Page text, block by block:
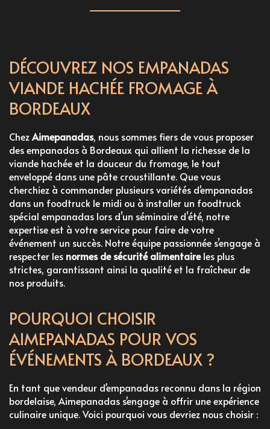
DÉCOUVREZ NOS EMPANADAS
VIANDE HACHÉE FROMAGE À
BORDEAUX
ChezAimepanadas, nous sommes fiers de vous proposer
desempanadas à Bordeaux qui allient la richesse de la
viande hachée et la douceur du fromage, le tout
enveloppé dans une pâte croustillante. Que vous
cherchiez à commander plusieurs variétés d'empanadas
dans un foodtruck le midi ou à installer un foodtruck
spécial empanadas lors d’un séminaire d’été, notre
expertise est à votre service pour faire de votre
événement un succès. Notre équipe passionnée s’engage à
respecter les normes de sécurité alimentaireles plus
strictes, garantissant ainsi la qualité et la fraîcheur de
nos produits.
POURQUOI CHOISIR
AIMEPANADAS POUR VOS
ÉVÉNEMENTS À BORDEAUX ?
En tant quevendeur d'empanadas reconnu dans la région
bordelaise, Aimepanadas s'engage à offrir une expérience
culinaire unique. Voici pourquoi vous devriez nous choisir :